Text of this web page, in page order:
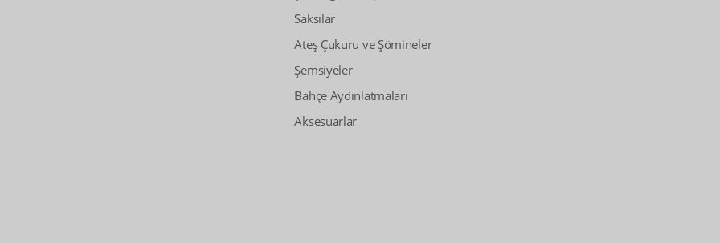
Saksılar
Ateş Çukuru ve Şömineler
Şemsiyeler
Bahçe Aydınlatmaları
Aksesuarlar